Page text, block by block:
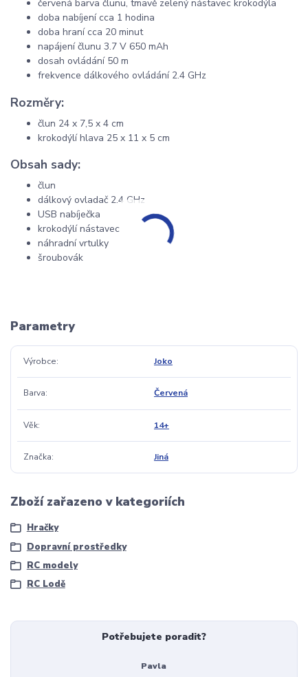
červená barva člunu, tmavě zelený nástavec krokodýla
doba nabíjení cca 1 hodina
doba hraní cca 20 minut
napájení člunu 3.7 V 650 mAh
dosah ovládání 50 m
frekvence dálkového ovládání 2.4 GHz
Rozměry:
člun 24 x 7,5 x 4 cm
krokodýlí hlava 25 x 11 x 5 cm
Obsah sady:
člun
dálkový ovladač 2.4 GHz
USB nabíječka
krokodýlí nástavec
náhradní vrtulky
šroubovák
Parametry
Výrobce Joko
Barva Červená
Věk 14+
Značka Jiná
Zboží zařazeno v kategoriích
Hračky
Dopravní prostředky
RC modely
RC Lodě
Potřebujete poradit?
Pavla